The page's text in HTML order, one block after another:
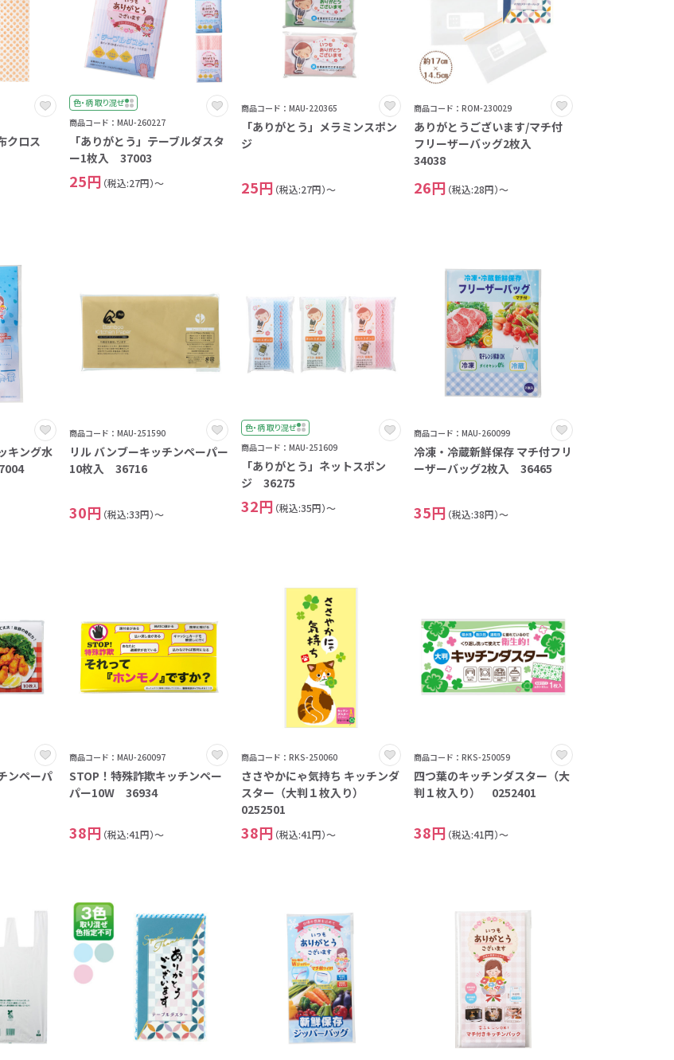
クロス
色・柄 取り混ぜ
商品コード：MAU-260227
「ありがとう」テーブルダスタ
ー1枚入 37003
25円 （税込:27円）～
商品コード：MAU-220365
「ありがとう」メラミンスポン
ジ
25円 （税込:27円）～
商品コード：ROM-230029
ありがとうございます/マチ付
フリーザーバッグ2枚入
34038
26円 （税込:28円）～
キング水
商品コード：MAU-251590
リル バンブーキッチンペーパー
10枚入 36716
30円 （税込:33円）～
色・柄 取り混ぜ
商品コード：MAU-251609
「ありがとう」ネットスポン
ジ 36275
32円 （税込:35円）～
商品コード：MAU-260099
冷凍・冷蔵新鮮保存 マチ付フリ
ーザーバッグ2枚入 36465
35円 （税込:38円）～
ンペーパ
商品コード：MAU-260097
STOP！特殊詐欺キッチンペー
パー10W 36934
38円 （税込:41円）～
商品コード：RKS-250060
ささやかにゃ気持ち キッチンダ
スター（大判１枚入り）
0252501
38円 （税込:41円）～
商品コード：RKS-250059
四つ葉のキッチンダスター（大
判１枚入り） 0252401
38円 （税込:41円）～